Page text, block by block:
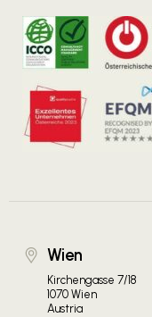
Wien
Kirchengasse 7/18
1070 Wien
Austria